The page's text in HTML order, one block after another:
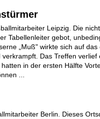
Leipzig. Die
Tabellenleiter gebot,
„Muß" wirkte sich auf
Das Treffen verlief
in der ersten Hälfte
...
Berlin. Dieses